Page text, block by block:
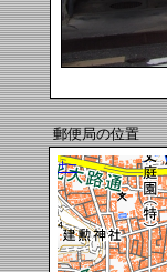
郵便局の位置